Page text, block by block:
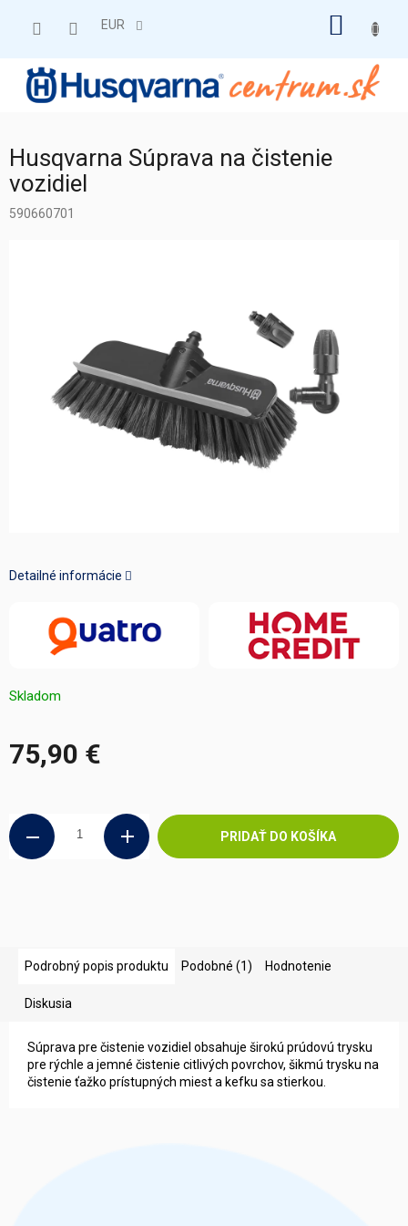
EUR
Husqvarna Súprava na čistenie
vozidiel
590660701
75,90 €
Skladom
PRIDAŤ DO KOŠÍKA
Detailné informácie
Podrobný popis produktu Podobné (1) Hodnotenie
Diskusia
Súprava pre čistenie vozidiel obsahuje širokú prúdovú trysku
pre rýchle a jemné čistenie citlivých povrchov, šikmú trysku na
čistenie ťažko prístupných miest a kefku sa stierkou.